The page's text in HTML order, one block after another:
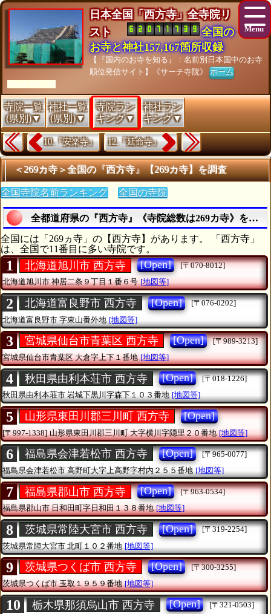
日本全国「西方寺」全寺院リ
スト
全国の
お寺と神社157,167箇所収録
【『国内のお寺を知る』：名前別日本国中のお寺
順位発信サイト】《サーチ寺院》ホーム
[As of 26/07/28]
寺院一覧
(県別)▼
神社一覧
(県別)▼
寺院ラン
キング▼
神社ラン
キング▼
10.『安楽寺』 12.『延命寺』
＜269カ寺＞全国の『西方寺』【269カ寺】を調査
全国寺院名前ランキング 全国の寺院
全都道府県の『西方寺』《寺院総数は269カ寺》を探索
全国には「269ヵ寺」の【西方寺】があります。 「西方寺」
は、全国で11番目に多い寺院です。
1 北海道旭川市 西方寺 [Open]
[〒070-8012]
北海道旭川市神居二条９丁目１番６号 [地図等]
2 北海道富良野市 西方寺 [Open]
[〒076-0202]
北海道富良野市 字東山番外地 [地図等]
3 宮城県仙台市青葉区 西方寺 [Open]
[〒989-3213]
宮城県仙台市青葉区大倉字上下１番地 [地図等]
4 秋田県由利本荘市 西方寺 [Open]
[〒018-1226]
秋田県由利本荘市岩城下黒川字森下１０３番地 [地図等]
5 山形県東田川郡三川町 西方寺 [Open]
[〒997-1338] 山形県東田川郡三川町大字横川字隠里２０番地 [地図等]
6 福島県会津若松市 西方寺 [Open]
[〒965-0077]
福島県会津若松市 高野町大字上高野字村内２５５番地 [地図等]
7 福島県郡山市 西方寺 [Open]
[〒963-0534]
福島県郡山市日和田町字日和田１３８番地 [地図等]
8 茨城県常陸大宮市 西方寺 [Open]
[〒319-2254]
茨城県常陸大宮市 北町１０２番地 [地図等]
9 茨城県つくば市 西方寺 [Open]
[〒300-3255]
茨城県つくば市玉取１９５９番地 [地図等]
10 栃木県那須烏山市 西方寺 [Open]
[〒321-0503]